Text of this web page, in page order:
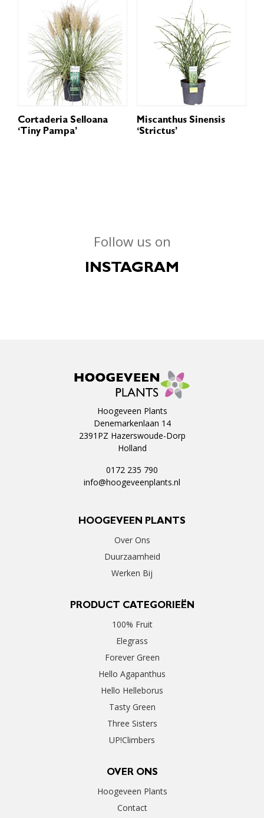
Cortaderia Selloana
‘Tiny Pampa’
Miscanthus Sinensis
‘Strictus’
Follow us on
INSTAGRAM
Hoogeveen Plants
Denemarkenlaan 14
2391PZ Hazerswoude-Dorp
Holland
0172 235 790
info@hoogeveenplants.nl
HOOGEVEEN PLANTS
Over Ons
Duurzaamheid
Werken Bij
PRODUCT CATEGORIEËN
100% Fruit
Elegrass
Forever Green
Hello Agapanthus
Hello Helleborus
Tasty Green
Three Sisters
UP!Climbers
OVER ONS
Hoogeveen Plants
Contact